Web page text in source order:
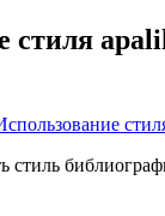
стиля
стиль